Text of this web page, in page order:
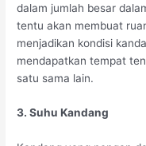
dalam jumlah besar
tentu akan membuat
menjadikan kondisi
mendapatkan tempat
satu sama lain.
3. Suhu Kandang